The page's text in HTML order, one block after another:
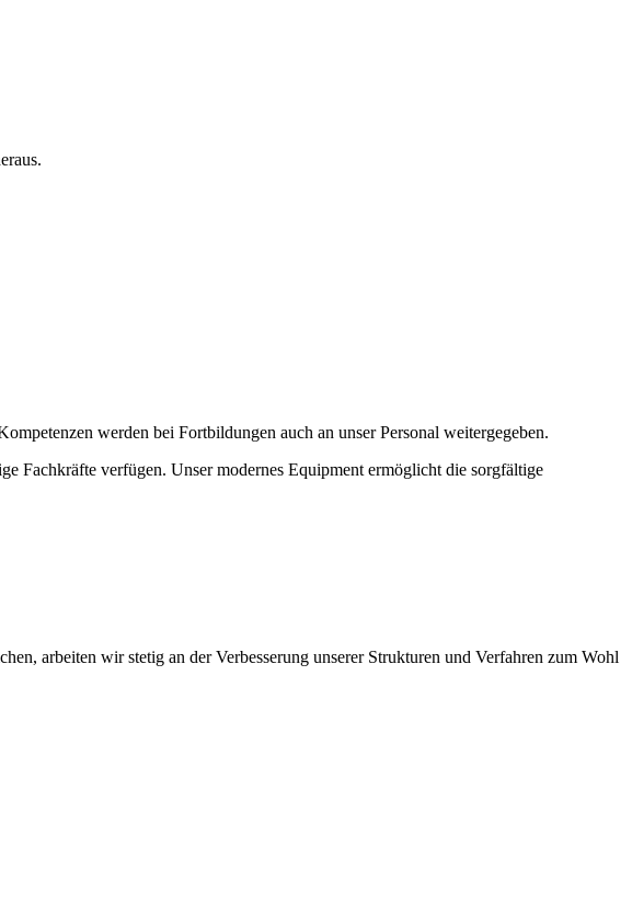
werden bei Fortbildungen auch an unser Personal weitergegeben.
Fachkräfte verfügen. Unser modernes Equipment ermöglicht die sorgfältige
arbeiten wir stetig an der Verbesserung unserer Strukturen und Verfahren zum Wohl